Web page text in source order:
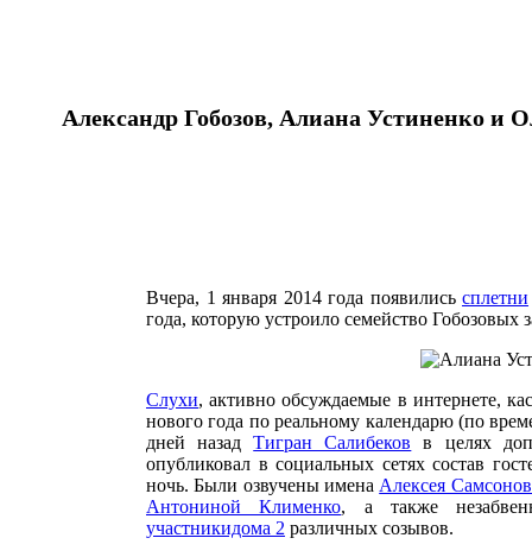
Александр Гобозов, Алиана Устиненко и
Вчера, 1 января 2014 года появились сплетни
года, которую устроило семейство Гобозовых
Слухи, активно обсуждаемые в интернете,
нового года по реальному календарю (по
дней назадТигран Салибеков в целях
опубликовал в социальных сетях состав
ночь. Были озвучены имена Алексея
Антониной Клименко, а также
участникидома 2 различных созывов.